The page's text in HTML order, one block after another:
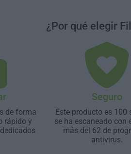
¿Por qué elegir
de forma
rápido y
Seguro
Este producto es 100
se ha escaneado con
más del 62 de
antivirus.